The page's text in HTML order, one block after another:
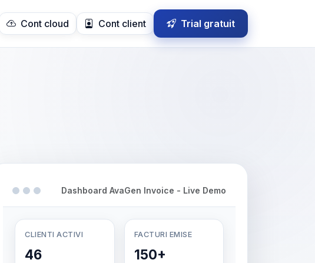
Cont cloud Cont client Trial gratuit
Dashboard AvaGen Invoice - Live Demo
CLIENTI ACTIVI
46
FACTURI EMISE
150+